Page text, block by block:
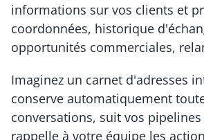
informations sur vos clients et
coordonnées, historique
opportunités commerciales,
Imaginez un carnet d'adresses
conserve automatiquement
conversations, suit vos
rappelle à votre équipe les